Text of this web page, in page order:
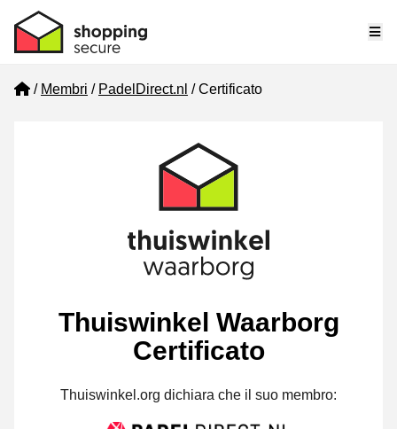
Home
Membri PadelDirect.nl Certificato
Thuiswinkel Waarborg
Certificato
Thuiswinkel.org dichiara che il suo membro: